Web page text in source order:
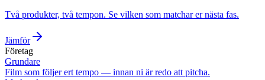
Två produkter, två tempon. Se vilken som matchar er nästa fas.
Jämför
Företag
Grundare
Film som följer ert tempo — innan ni är redo att pitcha.